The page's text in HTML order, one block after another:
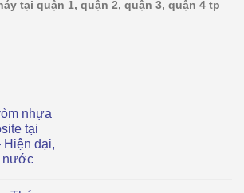
nhựa
tại
Hiện đại,
nước
tại quận 1, quận 2, quận 3, quận 4 tp